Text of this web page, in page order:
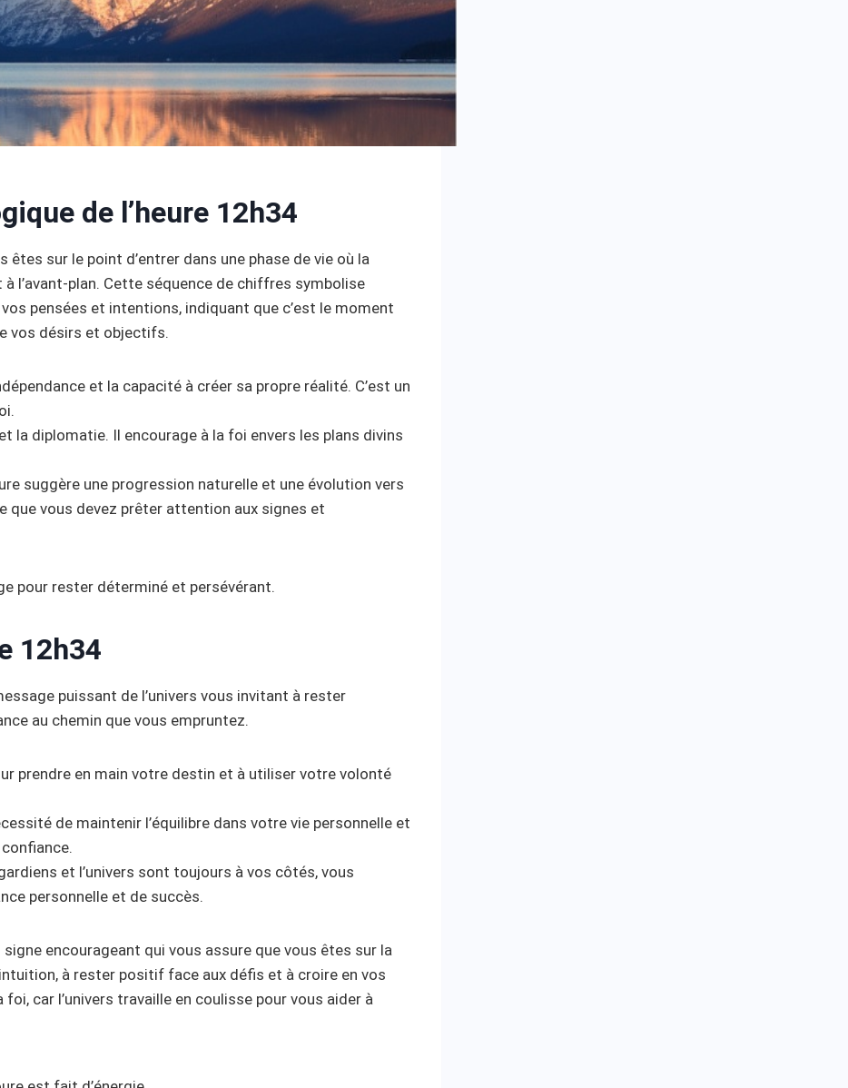
de l’heure 12h34
sur le point d’entrer dans une phase de vie où la
l’avant-plan. Cette séquence de chiffres symbolise
pensées et intentions, indiquant que c’est le moment
vos désirs et objectifs.
et la capacité à créer sa propre réalité. C’est un
la diplomatie. Il encourage à la foi envers les plans divins
suggère une progression naturelle et une évolution vers
que vous devez prêter attention aux signes et
pour rester déterminé et persévérant.
12h34
puissant de l’univers vous invitant à rester
au chemin que vous empruntez.
prendre en main votre destin et à utiliser votre volonté
de maintenir l’équilibre dans votre vie personnelle et
et l’univers sont toujours à vos côtés, vous
personnelle et de succès.
encourageant qui vous assure que vous êtes sur la
à rester positif face aux défis et à croire en vos
car l’univers travaille en coulisse pour vous aider à